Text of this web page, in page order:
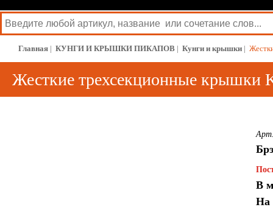
Главная | КУНГИ И КРЫШКИ ПИКАПОВ | Кунги и крышки |
Жесткие трехсекционные крышки
В
На